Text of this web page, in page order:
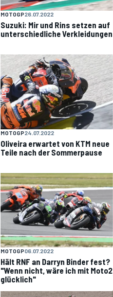
MOTOGP26.07.2022
Suzuki: Mir und Rins setzen auf
unterschiedliche Verkleidungen
MOTOGP24.07.2022
Oliveira erwartet von KTM neue
Teile nach der Sommerpause
MOTOGP06.07.2022
Hält RNF an Darryn Binder fest?
"Wenn nicht, wäre ich mit Moto2
glücklich"